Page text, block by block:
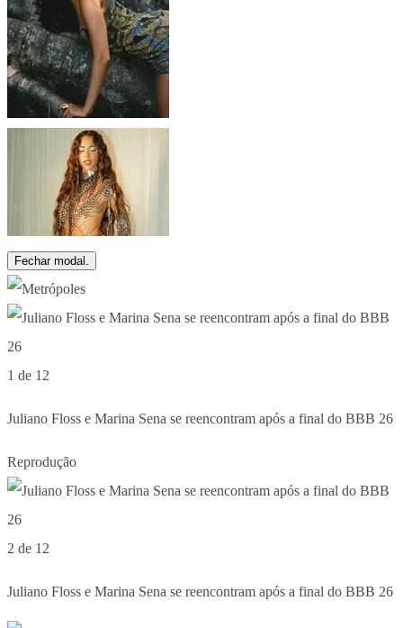
Fechar modal.
1 de 12
Juliano Floss e Marina Sena se reencontram após a final do BBB 26
Reprodução
2 de 12
Juliano Floss e Marina Sena se reencontram após a final do BBB 26